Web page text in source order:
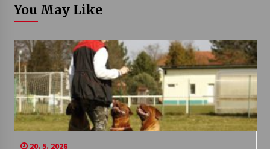
You May Like
20. 5. 2026